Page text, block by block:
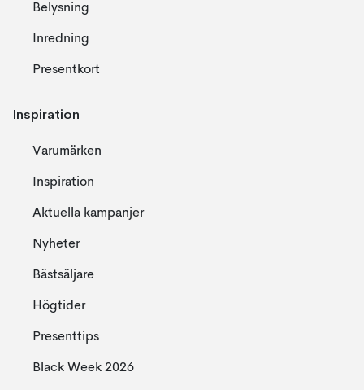
Belysning
Inredning
Presentkort
Inspiration
Varumärken
Inspiration
Aktuella kampanjer
Nyheter
Bästsäljare
Högtider
Presenttips
Black Week 2026